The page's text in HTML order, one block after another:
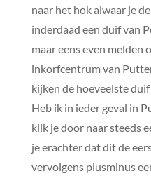
naar het hok alwaar je
inderdaad een duif van
maar eens even melden
inkorfcentrum van
kijken de hoeveelste
Heb ik in ieder geval in
klik je door naar steeds
je erachter dat dit de
vervolgens plusminus